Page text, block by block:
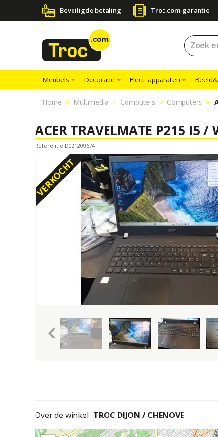
Beveiligde betaling Troc.com-garantie
Meubels Decoratie Elect. apparaten
Home Multimedia Computers Computers
ACER TRAVELMATE P215 I5
Referentie D021209674
VERKOCHT
keyboard_arrow_left
Over de winkel TROC DIJON / CHENOVE